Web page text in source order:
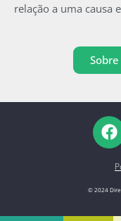
relação a uma causa
© 2024